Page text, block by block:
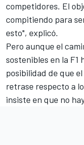
competidores. El
compitiendo para
esto", explicó.
Pero aunque el
sostenibles en la F1
posibilidad de que
retrase respecto a
insiste en que no